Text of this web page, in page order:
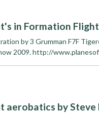
in Formation Flight
by 3 Grumman F7F
2009. http://
aerobatics by Steve